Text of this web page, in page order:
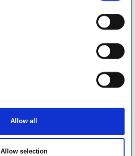
Allow all
Allow selection